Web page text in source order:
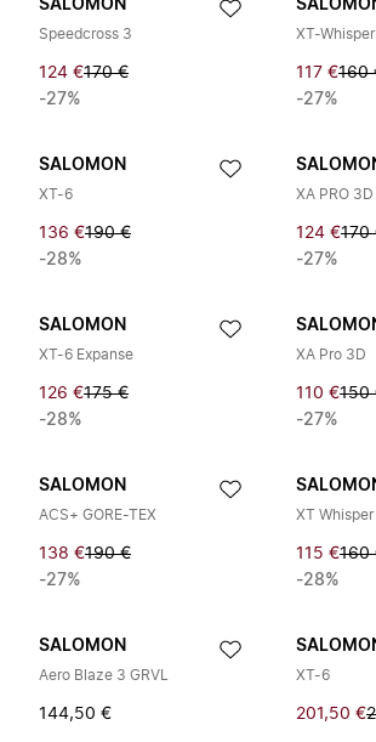
SALOMON
Speedcross 3
124 €170 €
-27%
XT-Whisper
117 €160
-27%
SALOMON
XT-6
136 €190 €
-28%
XA PRO 3D
124 €170
-27%
SALOMON
XT-6 Expanse
126 €175 €
-28%
XA Pro 3D
110 €150
-27%
SALOMON
ACS+ GORE-TEX
138 €190 €
-27%
XT Whisper
115 €160
-28%
SALOMON
Aero Blaze 3 GRVL
144,50 €
XT-6
201,50 €